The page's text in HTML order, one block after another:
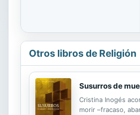
Otros libros de Religión
Susurros de
Cristina Inogés
morir –fracaso,